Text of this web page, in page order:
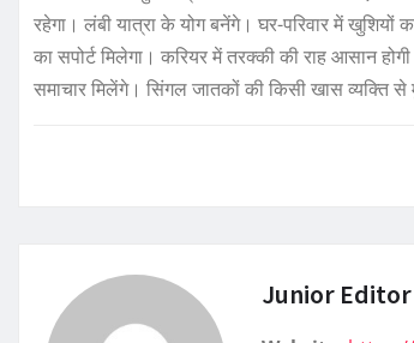
रहेगा। लंबी यात्रा के योग बनेंगे। घर-परिवार में
का सपोर्ट मिलेगा। करियर में तरक्की की राह आसान
समाचार मिलेंगे। सिंगल जातकों की किसी खास व्यक्ति से
Junior Editor